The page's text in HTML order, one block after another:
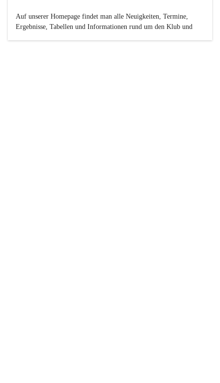
Auf unserer Homepage findet man alle Neuigkeiten, Termine,
Ergebnisse, Tabellen und Informationen rund um den Klub und